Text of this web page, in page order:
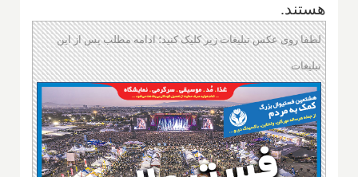
هستند.
لطفا روی عکس تبلیغات زیر کلیک کنید؛ ادامه مطلب پس از این
تبلیغات